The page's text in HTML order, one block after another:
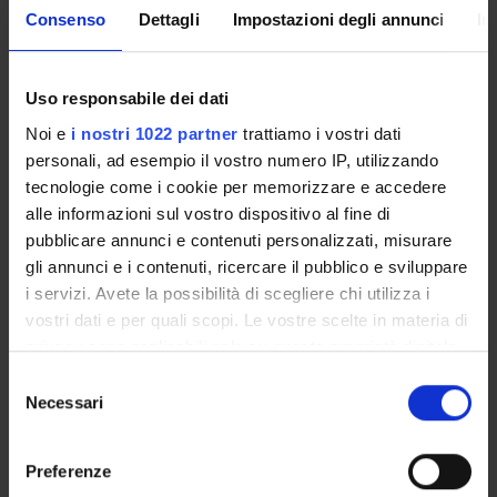
Consenso Dettagli Impostazioni degli annunci
Uso responsabile dei dati
Noi e i nostri 1022 partner trattiamo i vostri dati
personali, ad esempio il vostro numero IP, utilizzando
tecnologie come i cookie per memorizzare e accedere
alle informazioni sul vostro dispositivo al fine di
pubblicare annunci e contenuti personalizzati, misurare
gli annunci e i contenuti, ricercare il pubblico e sviluppare
i servizi. Avete la possibilità di scegliere chi utilizza i
vostri dati e per quali scopi. Le vostre scelte in materia di
privacy sono applicabili solo su questa proprietà digitale
modificare o revocare il proprio consenso in qualsiasi
momento dalla Dichiarazione sui cookie o facendo clic
delNecessari
Preferenze
eventi di pubblica utilità aperti alla comunità:
Organizzazione di concerti, spettacoli teatrali, rassegne
eventi di pubblica utilità aperti alla comunità
Sustainable Development Goals - SDGs
Questa iniziativa contribuisce al perseguimento degli
Obiettivi di Sviluppo Sostenibile dell'Agenda 2030
dell'ONU.
Maggiori informazioni suwww.univr.it/sostenibilita